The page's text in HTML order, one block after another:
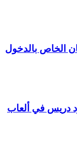
الخاص بالدخول
دريس في ألعاب